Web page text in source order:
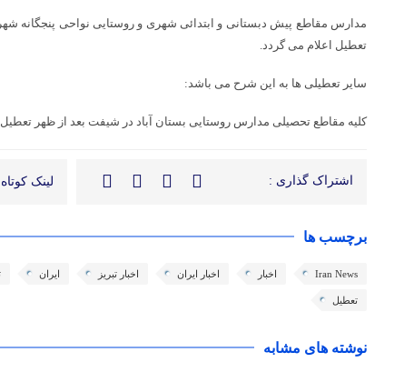
مدارس مقاطع پیش دبستانی و ابتدائی شهری و روستایی نواحی پنجگانه
تعطیل اعلام می گردد.
سایر تعطیلی ها به این شرح می باشد:
کلیه مقاطع تحصیلی مدارس روستایی بستان آباد در شیفت بعد از ظهر
اشتراک گذاری : لینک
برچسب ها
Iran News اخبار اخبار ایران اخبار تبریز ایران
تعطیل
نوشته های مشابه